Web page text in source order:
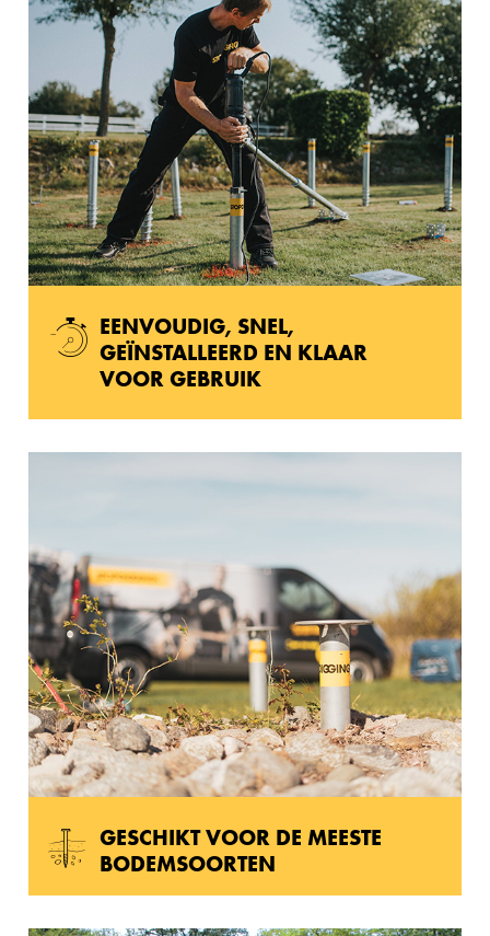
EENVOUDIG, SNEL,
GEÏNSTALLEERD EN KLAAR
VOOR GEBRUIK
GESCHIKT VOOR DE MEESTE
BODEMSOORTEN